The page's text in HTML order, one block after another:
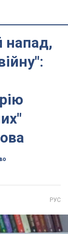
напад,
РУС